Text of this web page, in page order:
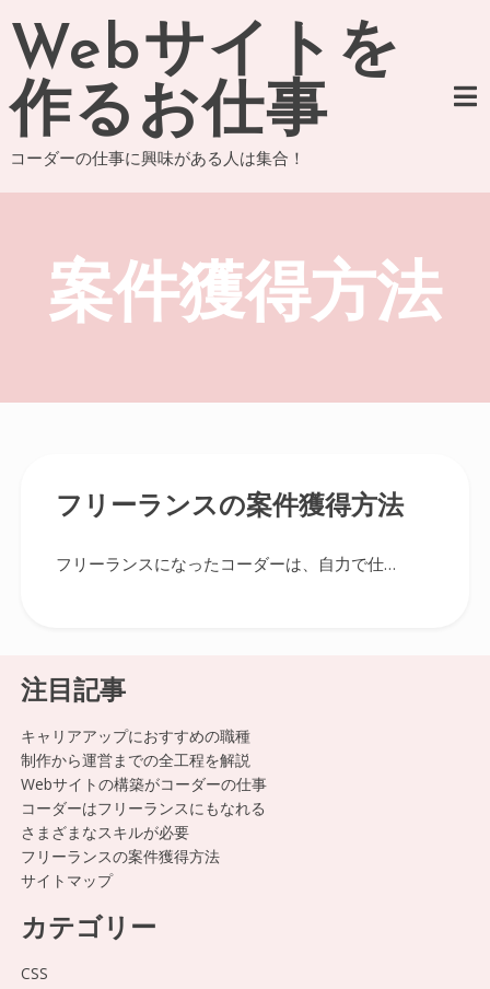
content
Webサイトを
作るお仕事
コーダーの仕事に興味がある人は集合！
案件獲得方法
フリーランスの案件獲得方法
フリーランスになったコーダーは、自力で仕…
注目記事
キャリアアップにおすすめの職種
制作から運営までの全工程を解説
Webサイトの構築がコーダーの仕事
コーダーはフリーランスにもなれる
さまざまなスキルが必要
フリーランスの案件獲得方法
サイトマップ
カテゴリー
CSS